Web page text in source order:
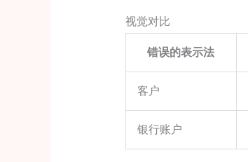
视觉对比
错误的表示法
客户
银行账户